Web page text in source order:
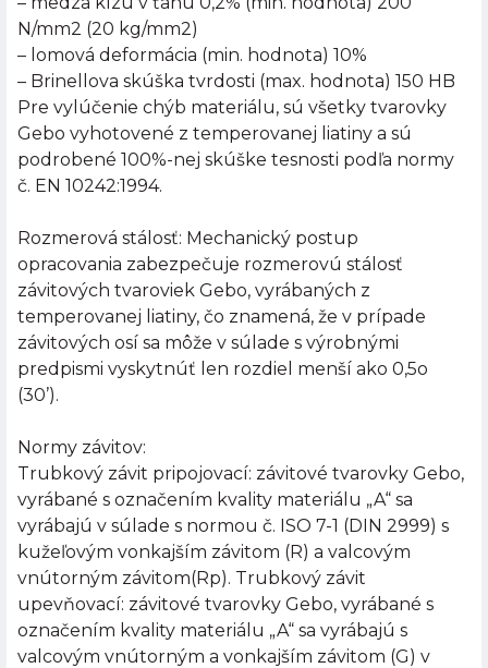
N/mm2 (20 kg/mm2)
– lomová deformácia (min. hodnota) 10%
– Brinellova skúška tvrdosti (max. hodnota) 150 HB
Pre vylúčenie chýb materiálu, sú všetky tvarovky
Gebo vyhotovené z temperovanej liatiny a sú
podrobené 100%-nej skúške tesnosti podľa normy
č. EN 10242:1994.
Rozmerová stálosť: Mechanický postup
opracovania zabezpečuje rozmerovú stálosť
závitových tvaroviek Gebo, vyrábaných z
temperovanej liatiny, čo znamená, že v prípade
závitových osí sa môže v súlade s výrobnými
predpismi vyskytnúť len rozdiel menší ako 0,5o
(30’).
Normy závitov:
Trubkový závit pripojovací: závitové tvarovky Gebo,
vyrábané s označením kvality materiálu „A“ sa
vyrábajú v súlade s normou č. ISO 7-1 (DIN 2999) s
kužeľovým vonkajším závitom (R) a valcovým
vnútorným závitom(Rp). Trubkový závit
upevňovací: závitové tvarovky Gebo, vyrábané s
označením kvality materiálu „A“ sa vyrábajú s
valcovým vnútorným a vonkajším závitom (G) v